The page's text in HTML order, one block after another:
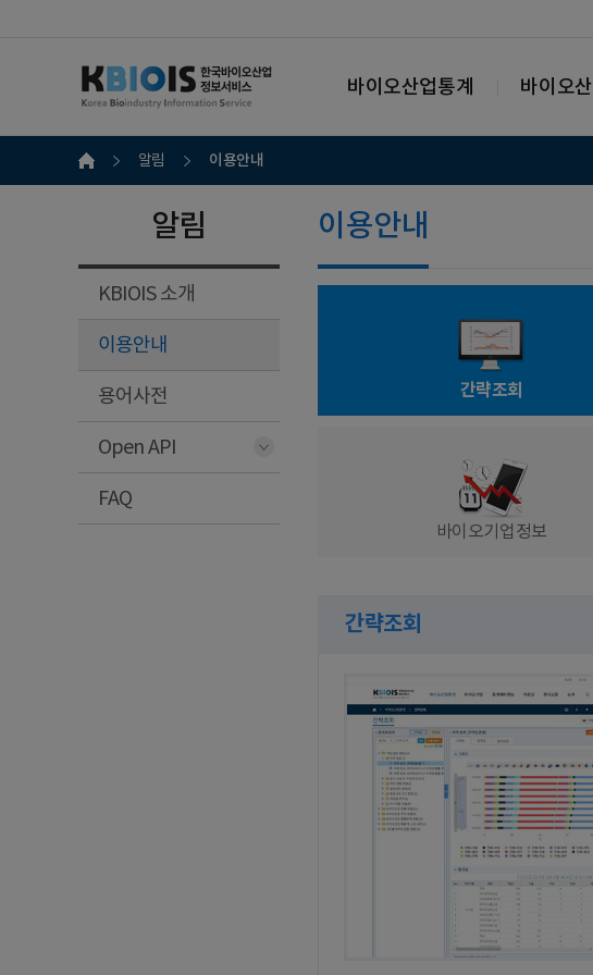
바이오산업통계 바이오
알림 이용안내
알림
KBIOIS 소개
이용안내
용어사전
Open API
FAQ
이용안내
간략조회
바이오기업정보
간략조회